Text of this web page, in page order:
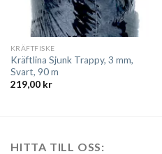
KRÄFTFISKE
Kräftlina Sjunk Trappy, 3 mm,
Svart, 90 m
219,00 kr
HITTA TILL OSS: